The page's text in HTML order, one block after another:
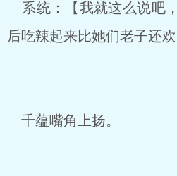
系统：【我就这么说吧
后吃辣起来比她们老子还欢
千蕴嘴角上扬。